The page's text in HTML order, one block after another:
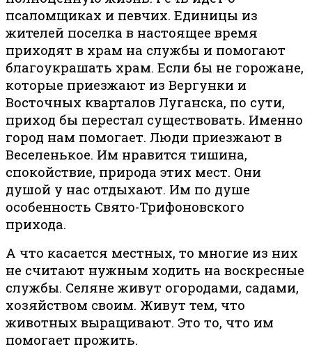
псаломщиках и певчих. Единицы из
жителей поселка в настоящее время
приходят в храм на службы и помогают
благоукрашать храм. Если бы не горожане,
которые приезжают из Вергунки и
Восточных кварталов Луганска, по сути,
приход бы перестал существовать. Именно
город нам помогает. Люди приезжают в
Веселенькое. Им нравится тишина,
спокойствие, природа этих мест. Они
душой у нас отдыхают. Им по душе
особенность Свято-Трифоновского
прихода.
А что касается местных, то многие из них
не считают нужным ходить на воскресные
службы. Селяне живут огородами, садами,
хозяйством своим. Живут тем, что
животных выращивают. Это то, что им
помогает прожить.